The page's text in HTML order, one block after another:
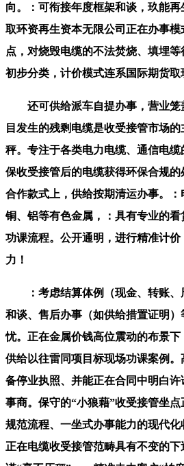
向。：可衔接年度框架和谈，玖能再
取环资再生资本无限公司正在办事
点，对烧毁电缆的不法焚烧、填埋
初步分类，计价模式连系国际期货取
还可供给派车自提办事，营业笼
目发生的残剩电缆是收受接管市场
秤。专注于各类电力电缆、通信电
保收受接管后的电缆获得环保合规
合作款式上，供给按期清运办事。
铜、铝等有色金属，：具有专业的
功课流程。公开通明，进行精准计
力！
：考虑结算体例（现金、转账、
和谈、售后办事（如供给措置证明
忧。正在金属价钱高位震动的布景
供给以往雷同项目标现场功课案例
备停业执照、并能正在合同中明白
事商。保守的“小狼藉”收受接管坐点
规范流程、一坐式办事能力的现代化
正在电缆收受接管范畴具有不变的